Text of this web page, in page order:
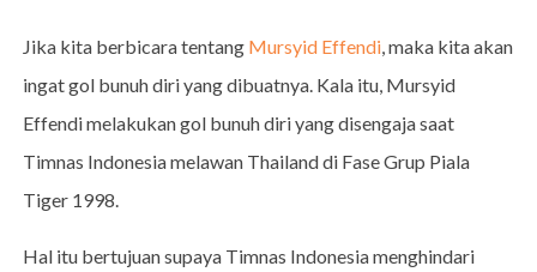
Jika kita berbicara tentang Mursyid Effendi, maka kita akan
ingat gol bunuh diri yang dibuatnya. Kala itu, Mursyid
Effendi melakukan gol bunuh diri yang disengaja saat
Timnas Indonesia melawan Thailand di Fase Grup Piala
Tiger 1998.
Hal itu bertujuan supaya Timnas Indonesia menghindari